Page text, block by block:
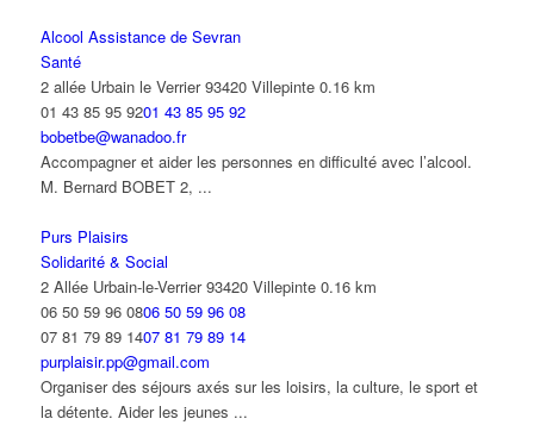
Alcool Assistance de Sevran
Santé
2 allée Urbain le Verrier 93420 Villepinte 0.16 km
01 43 85 95 9201 43 85 95 92
bobetbe@wanadoo.fr
Accompagner et aider les personnes en difficulté avec l’alcool.
M. Bernard BOBET 2, ...
Purs Plaisirs
Solidarité & Social
2 Allée Urbain-le-Verrier 93420 Villepinte 0.16 km
06 50 59 96 0806 50 59 96 08
07 81 79 89 1407 81 79 89 14
purplaisir.pp@gmail.com
Organiser des séjours axés sur les loisirs, la culture, le sport et
la détente. Aider les jeunes ...